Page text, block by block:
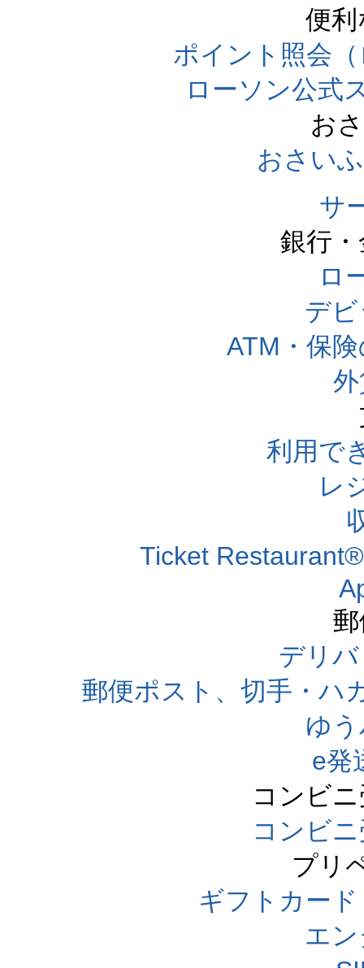
便
ポイント照会
ローソン公式
お
おさい
サ
銀行
ロ
デ
ATM・保
利用で
レ
Ticket
デリ
郵便ポスト、切手・ハ
ゆ
e発
コンビ
コンビ
プリ
ギフトカー
エ